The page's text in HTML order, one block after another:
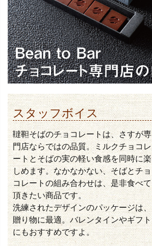
スタッフボイス
韃靼そばのチョコレートは、さすが専
門店ならではの品質。ミルクチョコレ
ートとそばの実の軽い食感を同時に楽
しめます。なかなかない、そばとチョ
コレートの組み合わせは、是非食べて
頂きたい商品です。
洗練されたデザインのパッケージは、
贈り物に最適。バレンタインやギフト
にもおすすめですよ。